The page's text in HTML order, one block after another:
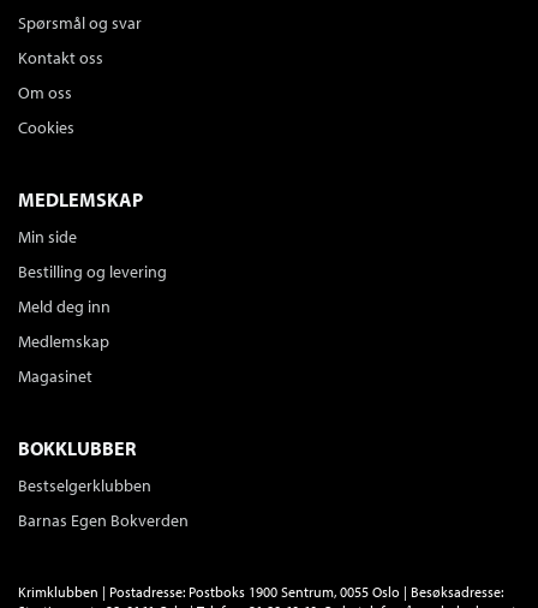
Spørsmål og svar
Kontakt oss
Om oss
Cookies
MEDLEMSKAP
Min side
Bestilling og levering
Meld deg inn
Medlemskap
Magasinet
BOKKLUBBER
Bestselgerklubben
Barnas Egen Bokverden
Krimklubben | Postadresse: Postboks 1900 Sentrum, 0055 Oslo | Besøksadresse: